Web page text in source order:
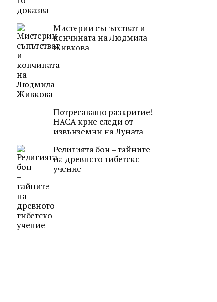
Мистерии съпътстват и
кончината на Людмила
Живкова
Потресаващо разкритие!
НАСА крие следи от
извънземни на Луната
Религията бон – тайните
на древното тибетско
учение